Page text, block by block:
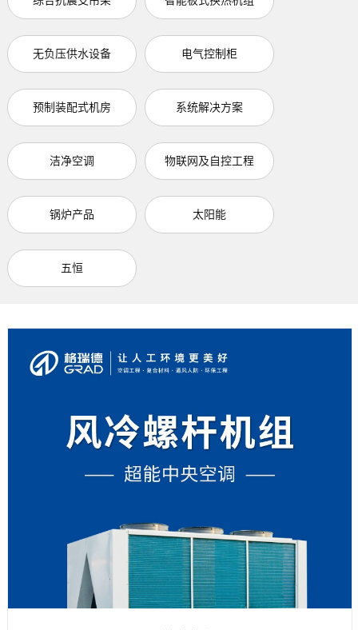
无负压供水设备 电气控制柜
预制装配式机房 系统解决方案
洁净空调 物联网及自控工程
锅炉产品 太阳能
五恒